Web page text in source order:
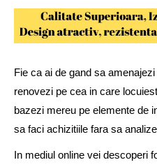
Fie ca ai de gand sa
renovezi pe cea in care
bazezi mereu pe elemente de
sa faci achizitiile fara sa
In mediul online vei descoperi